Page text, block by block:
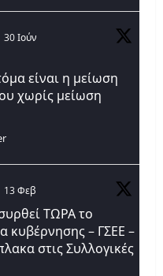
30 Ιούν
είναι η μείωση
χωρίς μείωση
13 Φεβ
ΤΩΡΑ το
κυβέρνησης – ΓΣΕΕ –
στις Συλλογικές